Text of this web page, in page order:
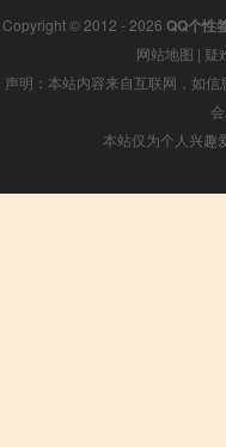
Copyright © 2012 - 2026 QQ个性
网站地图 | 疑
声明：本站内容来自互联网，如
本站仅为个人兴趣